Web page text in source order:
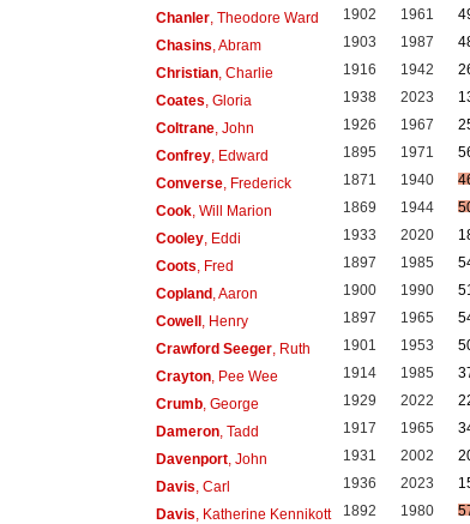
Chanler, Theodore Ward 1902 1961
Chasins , Abram 1903 1987
Christian, Charlie 1916 1942
Coates , Gloria 1938 2023
Coltrane, John 1926 1967
Confrey, Edward 1895 1971
Converse, Frederick 1871 1940
Cook, Will Marion 1869 1944
Cooley, Eddi 1933 2020
Coots , Fred 1897 1985
Copland, Aaron 1900 1990
Cowell, Henry 1897 1965
Crawford Seeger, Ruth 1901 1953
Crayton, Pee Wee 1914 1985
Crumb, George 1929 2022
Dameron, Tadd 1917 1965
Davenport, John 1931 2002
Davis , Carl 1936 2023
Davis , Katherine Kennikott 1892 1980